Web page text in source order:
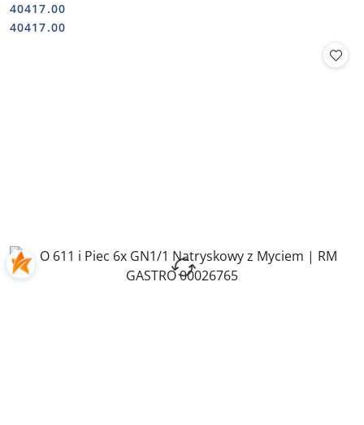
Cena:
40417.00
Cena:
40417.00